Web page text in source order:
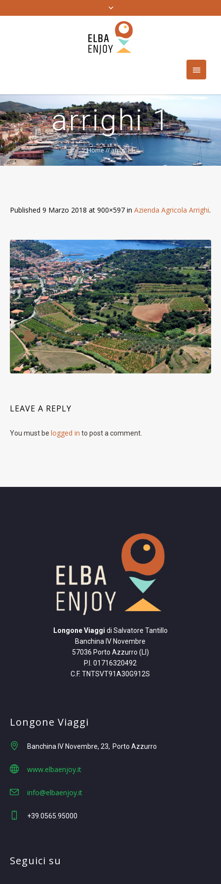
arrighi 1
Home//arrighi 1
Published 9 Marzo 2018 at 900×597 in Azienda Agricola Arrighi.
LEAVE A REPLY
You must be logged in to post a comment.
Longone Viaggi di Salvatore Tantillo
Banchina IV Novembre
57036 Porto Azzurro (LI)
P.I. 01716320492
C.F. TNTSVT91A30G912S
Longone Viaggi
Banchina IV Novembre, 23 Porto Azzurro
www.elbaenjoy.it
info@elbaenjoy.it
+39.0565.95000
Seguici su